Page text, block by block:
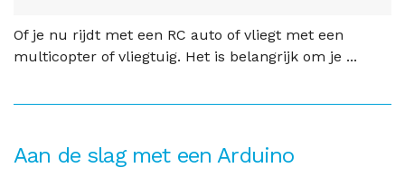
Of je nu rijdt met een RC auto of vliegt met een
multicopter of vliegtuig. Het is belangrijk om je ...
Aan de slag met een Arduino